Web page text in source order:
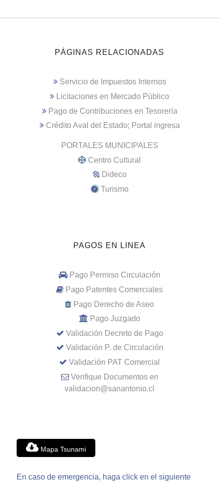
PÁGINAS RELACIONADAS
Servicio de Impuestos Internos
Licitaciones en Mercado Público
Pago de Contribuciones en Tesorería
Crédito Aval del Estado; Portal ingresa
PORTALES MUNICIPALES
Centro Cultural
Dideco
Turismo
PAGOS EN LINEA
Pago Permiso Circulación
Pago Patentes Comerciales
Pago Derecho de Aseo
Pago Juzgado
Validación Decreto de Pago
Validación P. de Circulación
Validación PAT Comercial
Verifique Documentos en
validacion@sanantonio.cl
Mapa Tsunami
En caso de emergencia, haga click en el siguiente